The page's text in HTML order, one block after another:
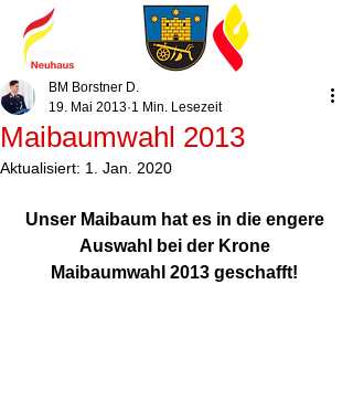
Maibaumwahl 2013
BM Borstner D.
19. Mai 2013 1 Min. Lesezeit
Aktualisiert: 1. Jan. 2020
Unser Maibaum hat es in die engere
Auswahl bei der Krone
Maibaumwahl 2013 geschafft!